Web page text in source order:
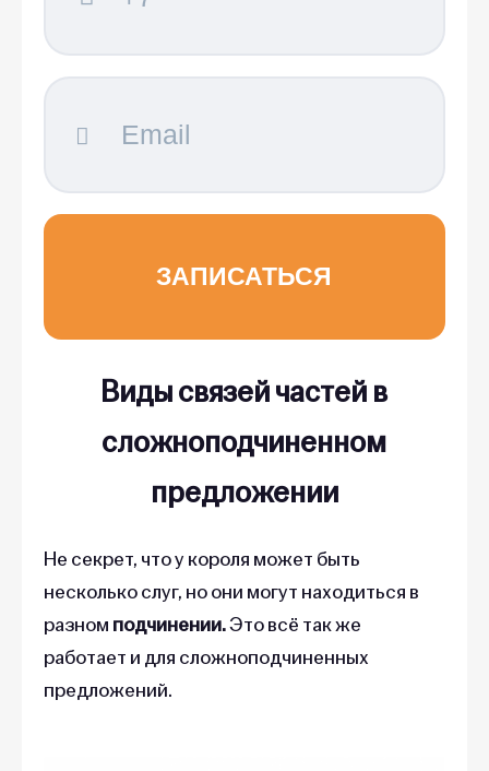
Виды связей частей в
сложноподчиненном
предложении
Не секрет, что у короля может быть
несколько слуг, но они могут находиться в
разном подчинении.Это всё так же
работает и для сложноподчиненных
предложений.